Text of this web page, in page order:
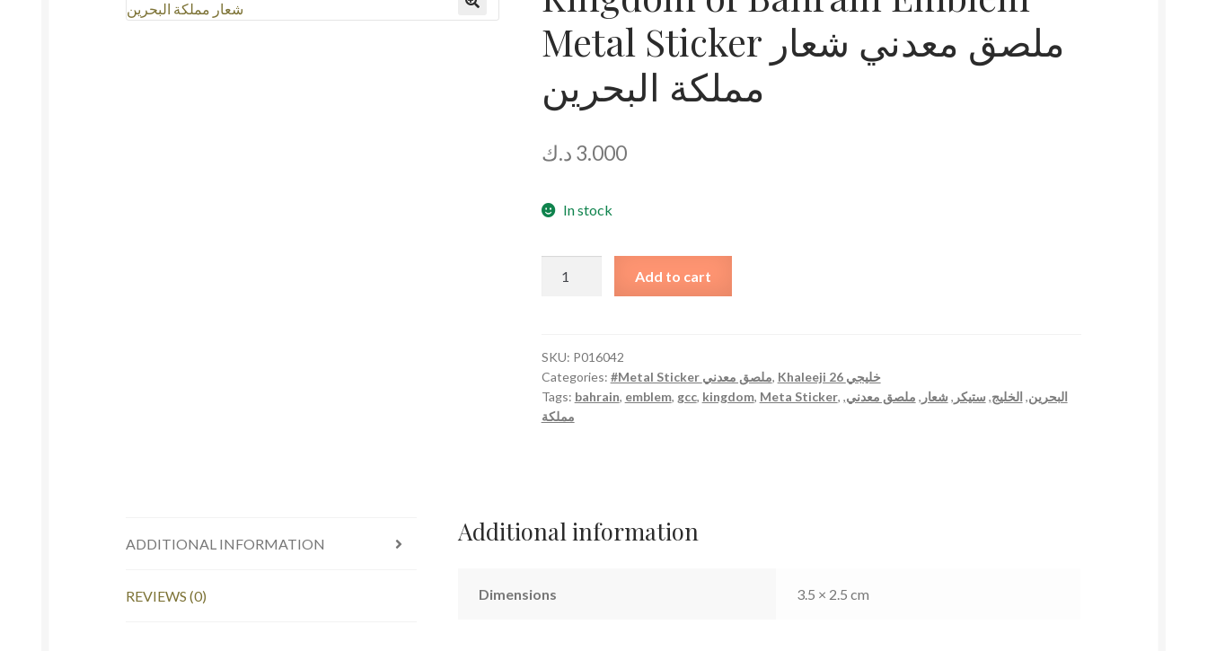
Metal Sticker ملصق معدني شعار
مملكة البحرين
3.000 د.ك
In stock
Metal
Sticker
ملصق
معدني
Add to cart
SKU: P016042
Categories:
#Metal Sticker ملصق معدني,
Khaleeji 26 خليجي
Tags: bahrain, emblem, gcc, kingdom, Meta Sticker, البحرين, الخليج, ستيكر , شعار , ملصق معدني,
مملكة
ADDITIONAL INFORMATION
REVIEWS (0)
Additional information
Dimensions 3.5 × 2.5 cm